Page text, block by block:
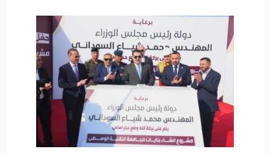
الفيديوهات